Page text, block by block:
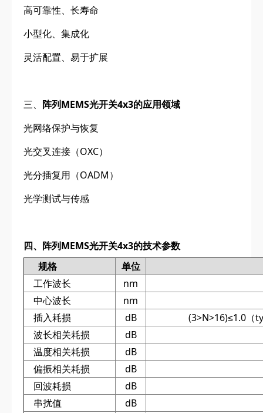
高可靠性、长寿命
小型化、集成化
灵活配置、易于扩展
三、 阵列MEMS光开关4x3的应用领域
光网络保护与恢复
光交叉连接（OXC）
光分插复用（OADM）
光学测试与传感
四、阵列MEMS光开关4x3的技术参数
规格
单位
工作波长
nm
中心波长
nm
插入耗损
dB
(3>N>16)≤1.0（
波长相关耗损
dB
温度相关耗损
dB
偏振相关耗损
dB
回波耗损
dB
串扰值
dB